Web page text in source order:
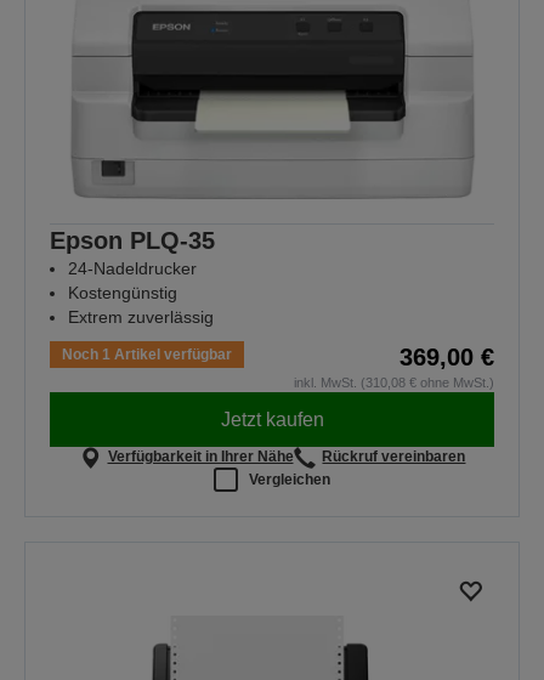
Epson PLQ-35
24-Nadeldrucker
Kostengünstig
Extrem zuverlässig
Noch 1 Artikel verfügbar 369,00 €
inkl. MwSt. (310,08 € ohne MwSt.)
Jetzt kaufen
Verfügbarkeit in Ihrer Nähe
Rückruf vereinbaren
Vergleichen